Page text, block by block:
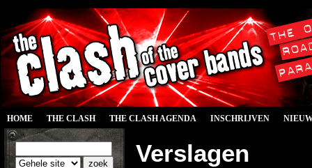
HOME THE CLASH THE CLASH AGENDA INSCHRIJVEN
Verslagen